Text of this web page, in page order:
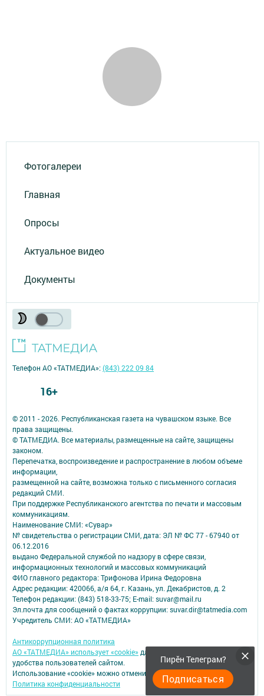
Фотогалереи
Главная
Опросы
Актуальное видео
Документы
Пирӗн Телеграм?
Подписаться
© 2011 - 2026. Республиканская газета на чувашском языке. Все
права защищены.
© ТАТМЕДИА. Все материалы, размещенные на сайте, защищены
законом.
Перепечатка, воспроизведение и распространение в любом объеме
информации,
размещенной на сайте, возможна только с письменного согласия
редакций СМИ.
При поддержке Республиканского агентства по печати и массовым
коммуникациям.
Наименование СМИ: «Сувар»
№ свидетельства о регистрации СМИ, дата: ЭЛ № ФС 77 - 67940 от
06.12.2016
выдано Федеральной службой по надзору в сфере связи,
информационных технологий и массовых коммуникаций
ФИО главного редактора: Трифонова Ирина Федоровна
Адрес редакции: 420066, а/я 64, г. Казань, ул. Декабристов, д. 2
Телефон редакции: (843) 518-33-75; E-mail: suvar@mail.ru
Эл.почта для сообщений о фактах коррупции: suvar.dir@tatmedia.com
Учредитель СМИ: АО «ТАТМЕДИА»
Антикоррупционная политика
АО «ТАТМЕДИА» использует «cookie» для персонализации сервисов и
удобства пользователей сайтом.
Использование «cookie» можно отменить в настройках браузера.
Политика конфиденциальности
Телефон АО «ТАТМЕДИА»:(843) 222 09 84
16+